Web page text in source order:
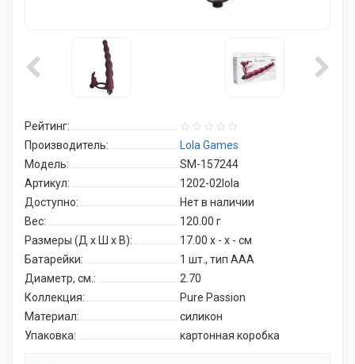
Рейтинг:
Производитель:
Lola Games
Модель:
SM-157244
Артикул:
1202-02lola
Доступно:
Нет в наличии
Вес:
120.00 г
Размеры (Д x Ш x В):
17.00 x - x - см
Батарейки:
1 шт., тип AAA
Диаметр, см.:
2.70
Коллекция:
Pure Passion
Материал:
силикон
Упаковка:
картонная коробка